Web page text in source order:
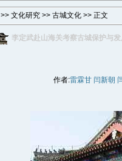
>> 文化研究 >> 古城文化 >> 正文
李定武赴山海关考察古城保护与
作者:雷霖甘 闫新朝